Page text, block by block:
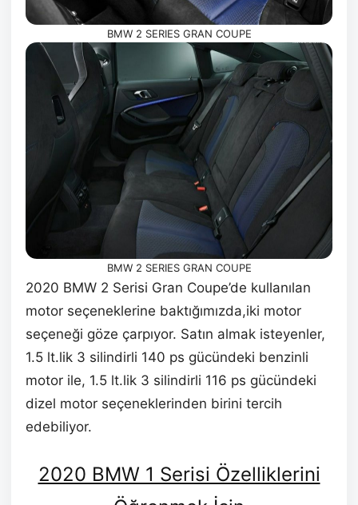
BMW 2 SERIES GRAN COUPE
BMW 2 SERIES GRAN COUPE
2020 BMW 2 Serisi Gran Coupe’de kullanılan
motor seçeneklerine baktığımızda,iki motor
seçeneği göze çarpıyor. Satın almak isteyenler,
1.5 lt.lik 3 silindirli 140 ps gücündeki benzinli
motor ile, 1.5 lt.lik 3 silindirli 116 ps gücündeki
dizel motor seçeneklerinden birini tercih
edebiliyor.
2020 BMW 1 Serisi Özelliklerini